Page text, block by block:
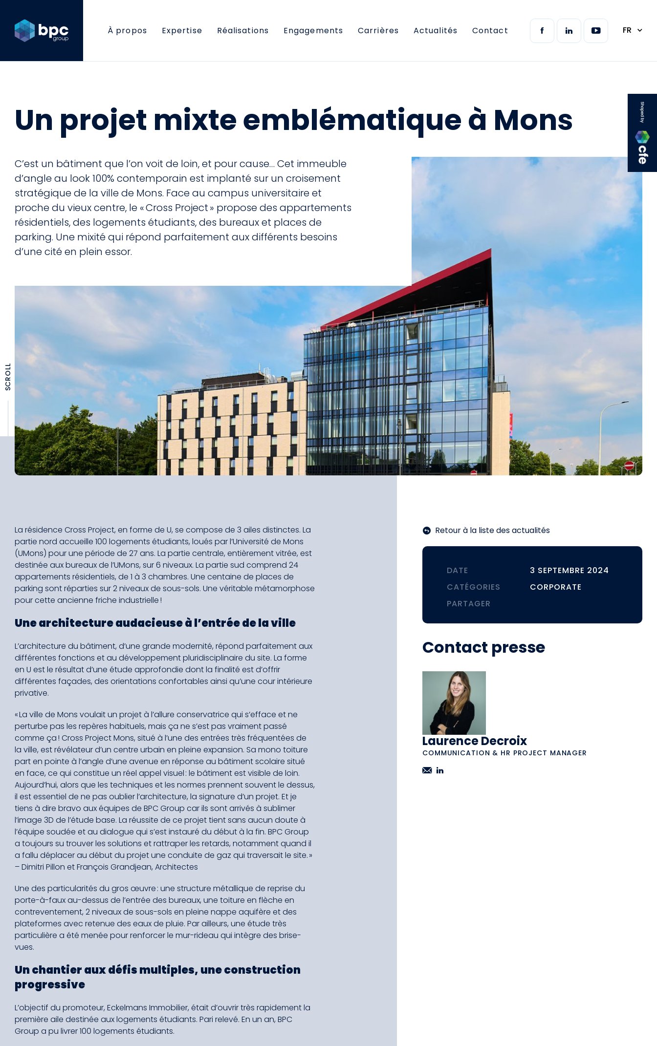
CFE
À propos Expertise Réalisations Engagements Carrières Actualités Contact FR
Un projet mixte emblématique à Mons
C’est un bâtiment que l’on voit de loin, et pour cause… Cet immeuble
d’angle au look 100% contemporain est implanté sur un croisement
stratégique de la ville de Mons. Face au campus universitaire et
proche du vieux centre, le « Cross Project » propose des appartements
résidentiels, des logements étudiants, des bureaux et places de
parking. Une mixité qui répond parfaitement aux différents besoins
d’une cité en plein essor.
SCROLL
La résidence Cross Project, en forme de U, se compose de 3 ailes distinctes. La
partie nord accueille 100 logements étudiants, loués par l’Université de Mons
(UMons) pour une période de 27 ans. La partie centrale, entièrement vitrée, est
destinée aux bureaux de l’UMons, sur 6 niveaux. La partie sud comprend 24
appartements résidentiels, de 1 à 3 chambres. Une centaine de places de
parking sont réparties sur 2 niveaux de sous-sols. Une véritable métamorphose
pour cette ancienne friche industrielle !
Une architecture audacieuse à l’entrée de la ville
L’architecture du bâtiment, d’une grande modernité, répond parfaitement aux
différentes fonctions et au développement pluridisciplinaire du site. La forme
en U est le résultat d’une étude approfondie dont la finalité est d’offrir
différentes façades, des orientations confortables ainsi qu’une cour intérieure
privative.
« La ville de Mons voulait un projet à l’allure conservatrice qui s’efface et ne
perturbe pas les repères habituels, mais ça ne s’est pas vraiment passé
comme ça ! Cross Project Mons, situé à l’une des entrées très fréquentées de
la ville, est révélateur d’un centre urbain en pleine expansion. Sa mono toiture
part en pointe à l’angle d’une avenue en réponse au bâtiment scolaire situé
en face, ce qui constitue un réel appel visuel : le bâtiment est visible de loin.
Aujourd’hui, alors que les techniques et les normes prennent souvent le dessus,
il est essentiel de ne pas oublier l’architecture, la signature d’un projet. Et je
tiens à dire bravo aux équipes de BPC Group car ils sont arrivés à sublimer
l’image 3D de l’étude base. La réussite de ce projet tient sans aucun doute à
l’équipe soudée et au dialogue qui s’est instauré du début à la fin. BPC Group
a toujours su trouver les solutions et rattraper les retards, notamment quand il
a fallu déplacer au début du projet une conduite de gaz qui traversait le site. »
– Dimitri Pillon et François Grandjean, Architectes
Une des particularités du gros œuvre : une structure métallique de reprise du
porte-à-faux au-dessus de l’entrée des bureaux, une toiture en flèche en
contreventement, 2 niveaux de sous-sols en pleine nappe aquifère et des
plateformes avec retenue des eaux de pluie. Par ailleurs, une étude très
particulière a été menée pour renforcer le mur-rideau qui intègre des brise-
vues.
Un chantier aux défis multiples, une construction
progressive
L’objectif du promoteur, Eckelmans Immobilier, était d’ouvrir très rapidement la
première aile destinée aux logements étudiants. Pari relevé. En un an, BPC
Group a pu livrer 100 logements étudiants.
Retour à la liste des actualités
DATE
3 SEPTEMBRE 2024
CATÉGORIES
CORPORATE
PARTAGER
Contact presse
Laurence Decroix
COMMUNICATION & HR PROJECT MANAGER